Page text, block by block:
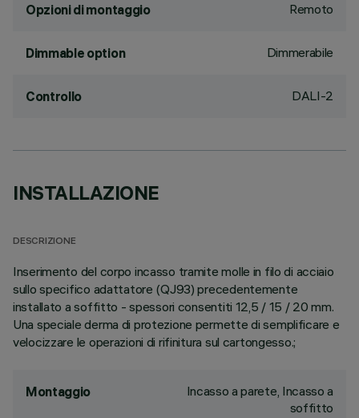
Opzioni di montaggio Remoto
Dimmable option Dimmerabile
Controllo DALI-2
INSTALLAZIONE
DESCRIZIONE
Inserimento del corpo incasso tramite molle in filo di acciaio
sullo specifico adattatore (QJ93) precedentemente
installato a soffitto - spessori consentiti 12,5 / 15 / 20 mm.
Una speciale derma di protezione permette di semplificare e
velocizzare le operazioni di rifinitura sul cartongesso.;
Montaggio
Incasso a parete, Incasso a
soffitto